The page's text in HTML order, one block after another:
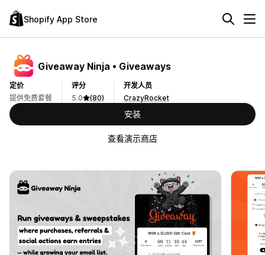
Shopify App Store
Giveaway Ninja • Giveaways
定价
提供免费套餐
评分
5.0
(80)
开发人员
CrazyRocket
安装
查看演示商店